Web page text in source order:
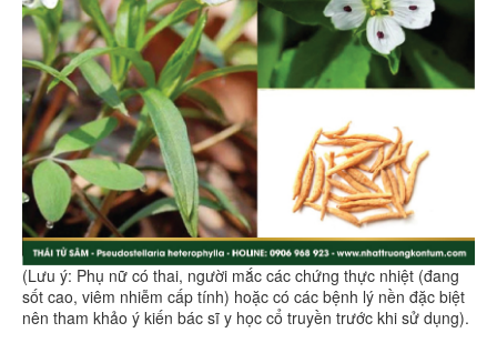
(Lưu ý: Phụ nữ có thai, người mắc các chứng thực nhiệt (đang
sốt cao, viêm nhiễm cấp tính) hoặc có các bệnh lý nền đặc biệt
nên tham khảo ý kiến bác sĩ y học cổ truyền trước khi sử dụng).